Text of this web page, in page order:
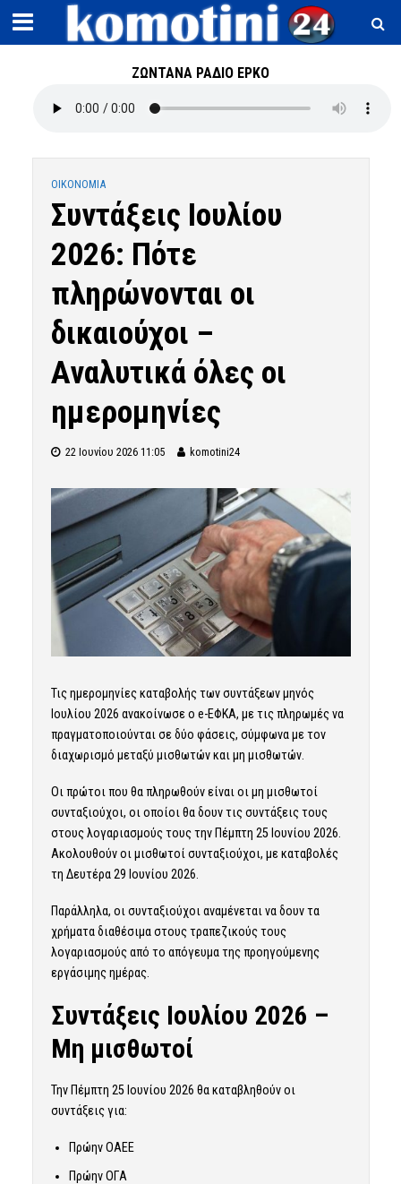
ΖΩΝΤΑΝΑ ΡΑΔΙΟ ΕΡΚΟ
OIKONOMIA
Συντάξεις Ιουλίου
2026: Πότε
πληρώνονται οι
δικαιούχοι –
Αναλυτικά όλες οι
ημερομηνίες
22 Ιουνίου 2026 11:05 komotini24
Τις ημερομηνίες καταβολής των συντάξεων μηνός
Ιουλίου 2026 ανακοίνωσε ο e-ΕΦΚΑ, με τις πληρωμές να
πραγματοποιούνται σε δύο φάσεις, σύμφωνα με τον
διαχωρισμό μεταξύ μισθωτών και μη μισθωτών.
Οι πρώτοι που θα πληρωθούν είναι οι μη μισθωτοί
συνταξιούχοι, οι οποίοι θα δουν τις συντάξεις τους
στους λογαριασμούς τους την Πέμπτη 25 Ιουνίου 2026.
Ακολουθούν οι μισθωτοί συνταξιούχοι, με καταβολές
τη Δευτέρα 29 Ιουνίου 2026.
Παράλληλα, οι συνταξιούχοι αναμένεται να δουν τα
χρήματα διαθέσιμα στους τραπεζικούς τους
λογαριασμούς από το απόγευμα της προηγούμενης
εργάσιμης ημέρας.
Συντάξεις Ιουλίου 2026 –
Μη μισθωτοί
Την Πέμπτη 25 Ιουνίου 2026 θα καταβληθούν οι
συντάξεις για:
Πρώην ΟΑΕΕ
Πρώην ΟΓΑ